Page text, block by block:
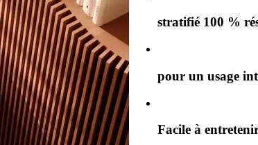
stratifié 100 %
pour un usage
Facile à